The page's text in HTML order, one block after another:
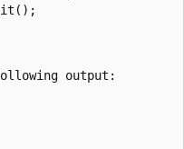
output: